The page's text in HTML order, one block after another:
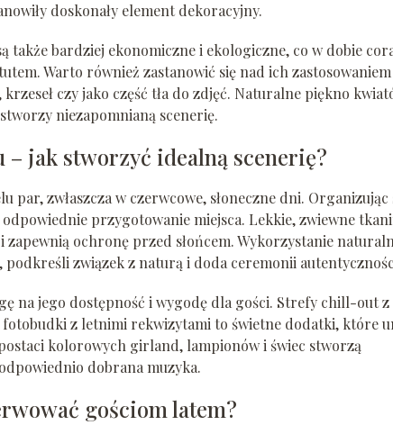
doskonały element dekoracyjny.
także bardziej ekonomiczne i ekologiczne, co w dobie
Warto również zastanowić się nad ich
czy jako część tła do zdjęć. Naturalne piękno
niezapomnianą scenerię.
jak stworzyć idealną scenerię?
zwłaszcza w czerwcowe, słoneczne dni. Organizując
przygotowanie miejsca. Lekkie, zwiewne
ochronę przed słońcem. Wykorzystanie
związek z naturą i doda ceremonii
na jego dostępność i wygodę dla gości. Strefy chill-out z
z letnimi rekwizytami to świetne dodatki, które
kolorowych girland, lampionów i świec stworzą
dobrana muzyka.
gościom latem?